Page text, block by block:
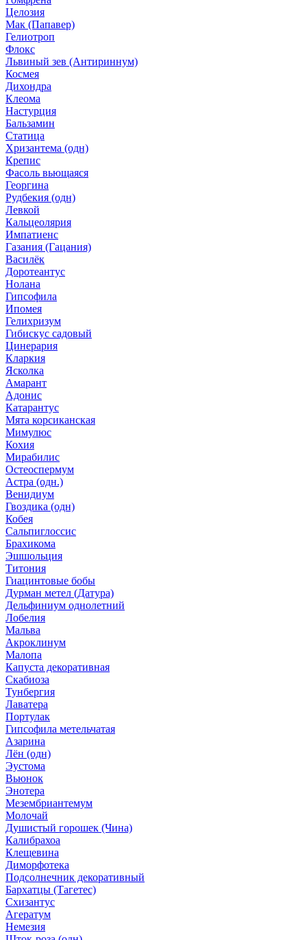
Целозия
Мак (Папавер)
Гелиотроп
Флокс
Львиный зев (Антириннум)
Космея
Дихондра
Клеома
Настурция
Бальзамин
Статица
Хризантема (одн)
Крепис
Фасоль вьющаяся
Георгина
Рудбекия (одн)
Левкой
Кальцеолярия
Импатиенс
Газания (Гацания)
Василёк
Доротеантус
Нолана
Гипсофила
Ипомея
Гелихризум
Гибискус садовый
Цинерария
Кларкия
Ясколка
Амарант
Адонис
Катарантус
Мята корсиканская
Мимулюс
Кохия
Мирабилис
Остеоспермум
Астра (одн.)
Венидиум
Гвоздика (одн)
Кобея
Сальпиглоссис
Брахикома
Эшшольция
Титония
Гиацинтовые бобы
Дурман метел (Датура)
Дельфиниум однолетний
Лобелия
Мальва
Акроклинум
Малопа
Капуста декоративная
Скабиоза
Тунбергия
Лаватера
Портулак
Гипсофила метельчатая
Азарина
Лён (одн)
Эустома
Вьюнок
Энотера
Мезембриантемум
Молочай
Душистый горошек (Чина)
Калибрахоа
Клещевина
Диморфотека
Подсолнечник декоративный
Бархатцы (Тагетес)
Схизантус
Агератум
Немезия